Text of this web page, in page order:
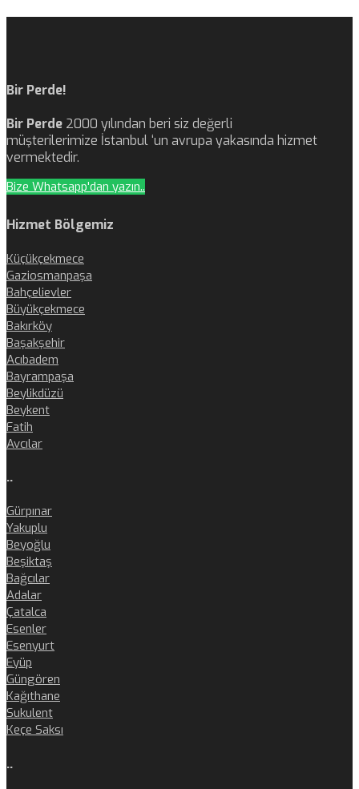
Bir Perde!
Bir Perde 2000 yılından beri siz değerli
müşterilerimize İstanbul ‘un avrupa yakasında hizmet
vermektedir.
Bize Whatsapp'dan yazın..
Hizmet Bölgemiz
Küçükçekmece
Gaziosmanpaşa
Bahçelievler
Büyükçekmece
Bakırköy
Başakşehir
Acıbadem
Bayrampaşa
Beylikdüzü
Beykent
Fatih
Avcılar
..
Gürpınar
Yakuplu
Beyoğlu
Beşiktaş
Bağcılar
Adalar
Çatalca
Esenler
Esenyurt
Eyüp
Güngören
Kağıthane
Sukulent
Keçe Saksı
..